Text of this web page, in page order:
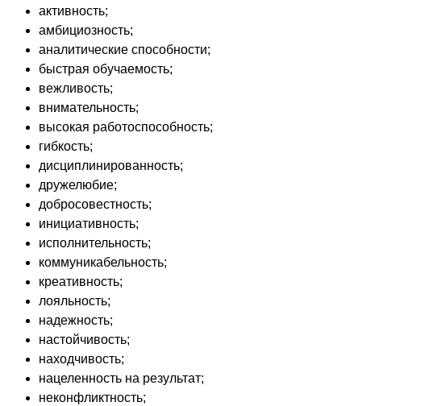
активность;
амбициозность;
аналитические способности;
быстрая обучаемость;
вежливость;
внимательность;
высокая работоспособность;
гибкость;
дисциплинированность;
дружелюбие;
добросовестность;
инициативность;
исполнительность;
коммуникабельность;
креативность;
лояльность;
надежность;
настойчивость;
находчивость;
нацеленность на результат;
неконфликтность;